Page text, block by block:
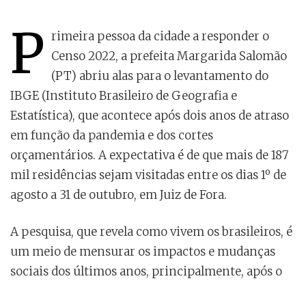
P rimeira pessoa da cidade a responder o
Censo 2022, a prefeita Margarida Salomão
(PT) abriu alas para o levantamento do
IBGE (Instituto Brasileiro de Geografia e
Estatística), que acontece após dois anos de atraso
em função da pandemia e dos cortes
orçamentários. A expectativa é de que mais de 187
mil residências sejam visitadas entre os dias 1º de
agosto a 31 de outubro, em Juiz de Fora.
A pesquisa, que revela como vivem os brasileiros, é
um meio de mensurar os impactos e mudanças
sociais dos últimos anos, principalmente, após o